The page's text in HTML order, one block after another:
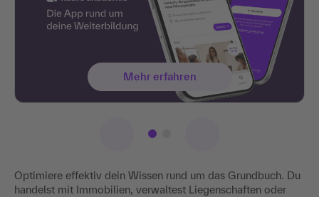
Optimiere effektiv dein Wissen rund um das Grundbuch. Du
handelst mit Immobilien, verwaltest Liegenschaften oder
Mehr erfahren